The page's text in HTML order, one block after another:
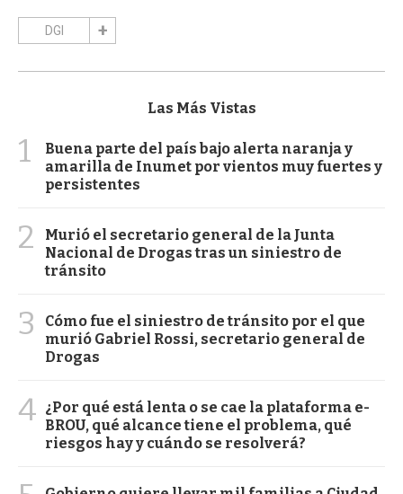
DGI
Las Más Vistas
1
Buena parte del país bajo alerta naranja y
amarilla de Inumet por vientos muy fuertes y
persistentes
2
Murió el secretario general de la Junta
Nacional de Drogas tras un siniestro de
tránsito
3
Cómo fue el siniestro de tránsito por el que
murió Gabriel Rossi, secretario general de
Drogas
4 ¿Por qué está lenta o se cae la plataforma e-
BROU, qué alcance tiene el problema, qué
riesgos hay y cuándo se resolverá?